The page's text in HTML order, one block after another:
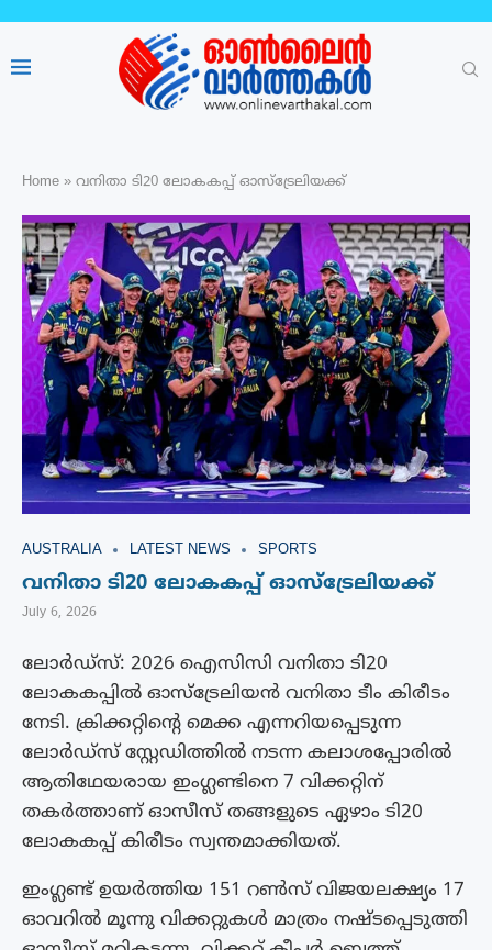
Home » വനിതാ ടി20 ലോകകപ്പ് ഓസ്‌ട്രേലിയക്ക്
AUSTRALIA LATEST NEWS SPORTS
വനിതാ ടി20 ലോകകപ്പ് ഓസ്‌ട്രേലിയക്ക്
July 6, 2026
ലോർഡ്സ്: 2026 ഐസിസി വനിതാ ടി20
ലോകകപ്പിൽ ഓസ്‌ട്രേലിയൻ വനിതാ ടീം കിരീടം
നേടി. ക്രിക്കറ്റിന്റെ മെക്ക എന്നറിയപ്പെടുന്ന
ലോർഡ്സ് സ്റ്റേഡിത്തിൽ നടന്ന കലാശപ്പോരിൽ
ആതിഥേയരായ ഇംഗ്ലണ്ടിനെ 7 വിക്കറ്റിന്
തകർത്താണ് ഓസീസ് തങ്ങളുടെ ഏഴാം ടി20
ലോകകപ്പ് കിരീടം സ്വന്തമാക്കിയത്.
ഇംഗ്ലണ്ട് ഉയർത്തിയ 151 റൺസ് വിജയലക്ഷ്യം 17
ഓവറിൽ മൂന്നു വിക്കറ്റുകൾ മാത്രം നഷ്ടപ്പെടുത്തി